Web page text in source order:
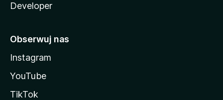
Developer
Obserwuj nas
Instagram
YouTube
TikTok